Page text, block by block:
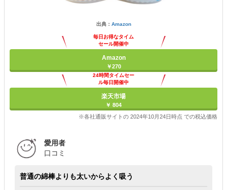
出典： Amazon
毎日お得なタイム
セール開催中
Amazon
￥270
24時間タイムセー
ル毎日開催中
楽天市場
￥ 804
※各社通販サイトの 2024年10月24日時点 での税込価格
愛用者
口コミ
普通の綿棒よりも太いからよく吸う